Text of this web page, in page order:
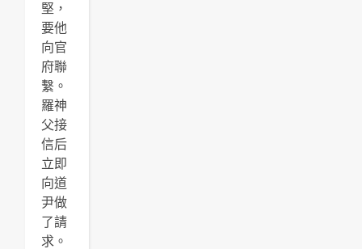
堅，
要他
向官
府聯
繫。
羅神
父接
信后
立即
向道
尹做
了請
求。